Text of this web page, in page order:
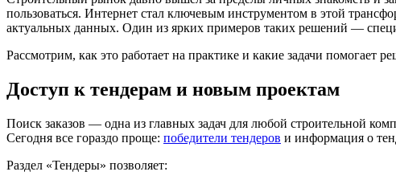
пользоваться. Интернет стал ключевым инструментом в этой
актуальных данных. Один из ярких примеров таких решений —
Рассмотрим, как это работает на практике и какие задачи помогает
Доступ к тендерам и новым проектам
Поиск заказов — одна из главных задач для любой строительной
Сегодня все гораздо проще: победители тендеров и информация о
Раздел «Тендеры» позволяет: